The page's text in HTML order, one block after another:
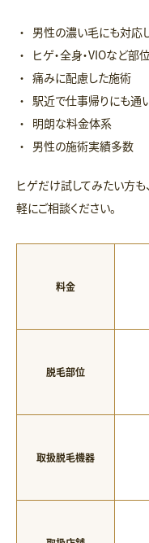
男性の濃い毛にも対応
ヒゲ・全身・VIOなど部
痛みに配慮した施術
駅近で仕事帰りにも通
明朗な料金体系
男性の施術実績多数
ヒゲだけ試してみたい方も
軽にご相談ください。
料金
脱毛部位
取扱脱毛機器